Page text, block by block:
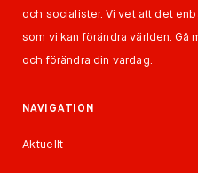
och socialister. Vi vet att det
som vi kan förändra världen. Gå
och förändra din vardag.
NAVIGATION
Aktuellt